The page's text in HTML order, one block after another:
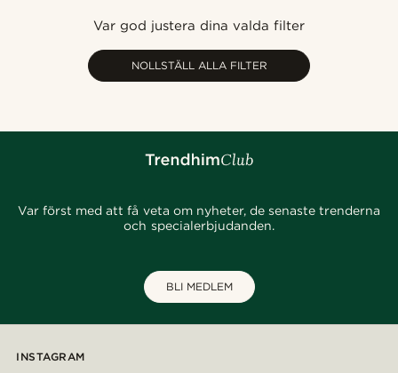
Dyrast
Var god justera dina valda filter
NOLLSTÄLL ALLA FILTER
Var först med att få veta om nyheter, de senaste trenderna
och specialerbjudanden.
BLI MEDLEM
INSTAGRAM